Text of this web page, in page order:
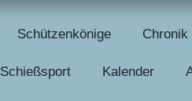
Schützenkönige
Schießsport Kalender